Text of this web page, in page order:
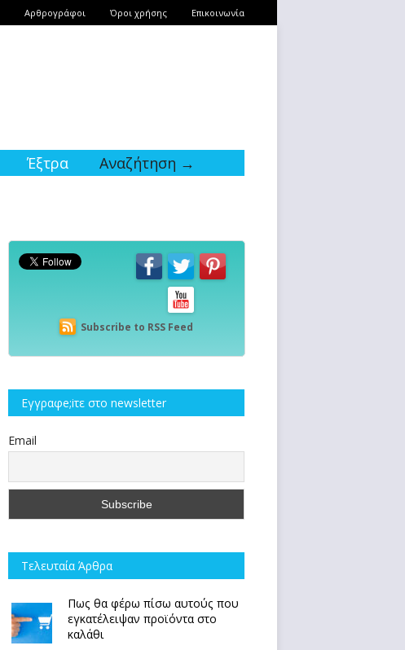
Αρθρογράφοι Όροι χρήσης Επικοινωνία
Έξτρα Αναζήτηση →
Subscribe to RSS Feed
Εγγραφe;iτε στο newsletter
Email
Τελευταία Άρθρα
Πως θα φέρω πίσω αυτούς που
εγκατέλειψαν προϊόντα στο
καλάθι